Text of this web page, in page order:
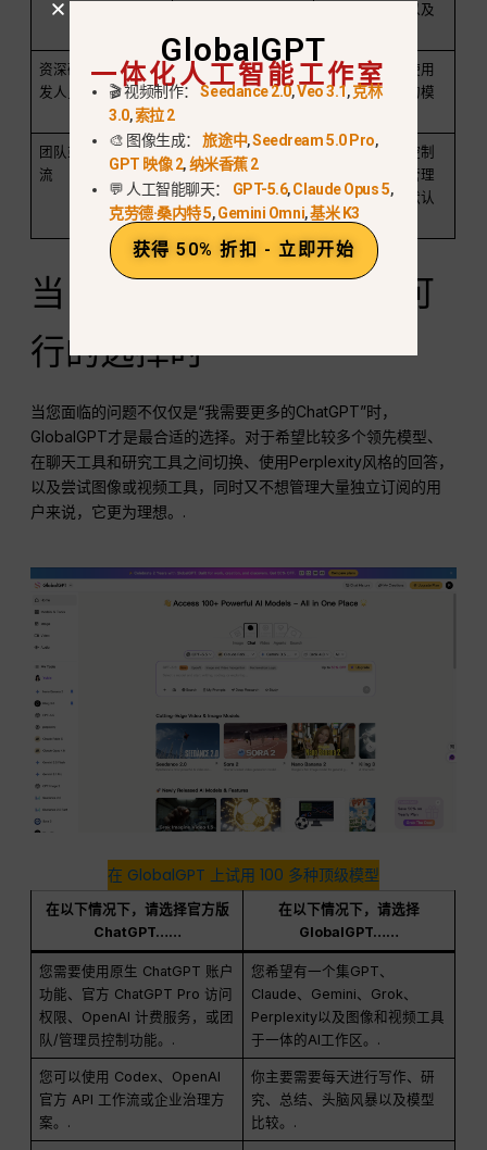
究、处理图片以及
资深研究人员或开
发人员
专业
你需要更高的使用
量以及更高级的模
团队或规范化工作
流
商业/企业
您需要管理员控制
功能、工作区管理
以及业务数据默认
设置。.
当 GlobalGPT 是更切实可
行的选择时
当您面临的问题不仅仅是“我需要更多的ChatGPT”时，
GlobalGPT才是最合适的选择。对于希望比较多个领先模型、
在聊天工具和研究工具之间切换、使用Perplexity风格的回答，
以及尝试图像或视频工具，同时又不想管理大量独立订阅的用
户来说，它更为理想。.
在 GlobalGPT 上试用 100 多种顶级模型
在以下情况下，请选择官方版
ChatGPT……
在以下情况下，请选择
GlobalGPT……
您需要使用原生 ChatGPT 账户
功能、官方 ChatGPT Pro 访问
权限、OpenAI 计费服务，或团
队/管理员控制功能。.
您希望有一个集GPT、
Claude、Gemini、Grok、
Perplexity以及图像和视频工具
于一体的AI工作区。.
您可以使用 Codex、OpenAI
官方 API 工作流或企业治理方
案。.
你主要需要每天进行写作、研
究、总结、头脑风暴以及模型
比较。.
GlobalGPT
一体化人工智能工作室
🎬 视频制作：Seedance 2.0,Veo 3.1,克林
3.0,索拉 2
🎨 图像生成：旅途中,Seedream 5.0 Pro,
GPT 映像 2,纳米香蕉 2
💬 人工智能聊天： GPT-5.6,Claude Opus 5,
克劳德·桑内特 5,Gemini Omni,基米 K3
获得 50% 折扣 - 立即开始